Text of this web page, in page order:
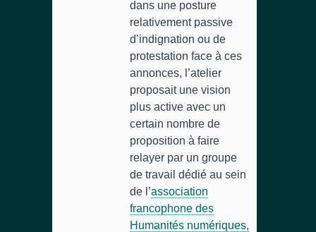
dans une posture
relativement passive
d’indignation ou de
protestation face à ces
annonces, l’atelier
proposait une vision
plus active avec un
certain nombre de
proposition à faire
relayer par un groupe
de travail dédié au sein
de l’association
francophone des
Humanités numériques,